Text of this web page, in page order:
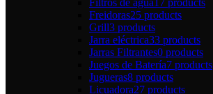
Freidoras25 products
Grill3 products
Jarra eléctrica33 products
Jarras Filtrantes0 products
Juegos de Batería7 products
Jugueras8 products
Licuadora27 products